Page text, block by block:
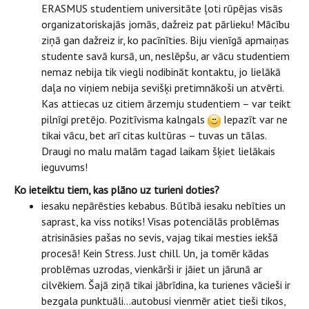
ERASMUS studentiem universitāte ļoti rūpējas visās
organizatoriskajās jomās, dažreiz pat pārlieku! Mācību
ziņā gan dažreiz ir, ko pacīnīties. Biju vienīgā apmaiņas
studente savā kursā, un, neslēpšu, ar vācu studentiem
nemaz nebija tik viegli nodibināt kontaktu, jo lielākā
daļa no viņiem nebija sevišķi pretimnākoši un atvērti.
Kas attiecas uz citiem ārzemju studentiem – var teikt
pilnīgi pretējo. Pozitīvisma kalngals
Iepazīt var ne
tikai vācu, bet arī citas kultūras – tuvas un tālas.
Draugi no malu malām tagad laikam šķiet lielākais
ieguvums!
Ko ieteiktu tiem, kas plāno uz turieni doties?
iesaku nepārēsties kebabus. Būtībā iesaku nebīties un
saprast, ka viss notiks! Visas potenciālās problēmas
atrisināsies pašas no sevis, vajag tikai mesties iekšā
procesā! Kein Stress. Just chill. Un, ja tomēr kādas
problēmas uzrodas, vienkārši ir jāiet un jārunā ar
cilvēkiem. Šajā ziņā tikai jābrīdina, ka turienes vācieši ir
bezgala punktuāli…autobusi vienmēr atiet tieši tikos,